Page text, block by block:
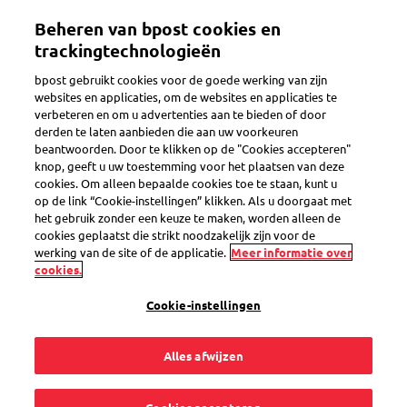
inhoud
Toggle navigation
Er is een probleem
Ik kan mijn
verzendetiket niet
afdrukken.
Webbrowsers blokkeren vaak pop-ups, cookies, ... Shipping
Beheren van bpost cookies en
trackingtechnologieën
bpost gebruikt cookies voor de goede werking van zijn
websites en applicaties, om de websites en applicaties te
verbeteren en om u advertenties aan te bieden of door
derden te laten aanbieden die aan uw voorkeuren
beantwoorden. Door te klikken op de "Cookies accepteren"
knop, geeft u uw toestemming voor het plaatsen van deze
cookies. Om alleen bepaalde cookies toe te staan, kunt u
op de link “Cookie-instellingen” klikken. Als u doorgaat met
het gebruik zonder een keuze te maken, worden alleen de
cookies geplaatst die strikt noodzakelijk zijn voor de
werking van de site of de applicatie. Meer informatie over
cookies.
Cookie-instellingen
Alles afwijzen